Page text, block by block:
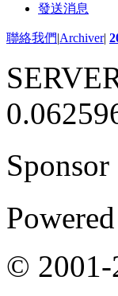
發送消息
聯絡我們|Archiver|
Sponsor
© 2001-